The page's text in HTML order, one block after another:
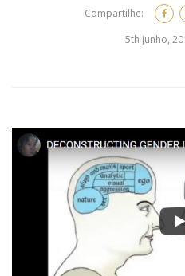
Compartilhe:
5th junho,